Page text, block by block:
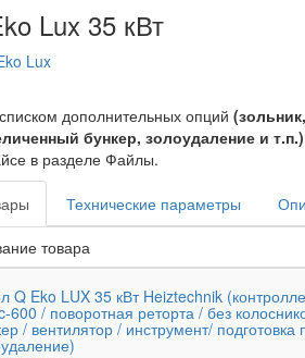
Lux 35 кВт
Lux
дополнительных опций
бункер, золоудаление и т.п.)
в разделе Файлы.
Технические параметры
товара
Q Eko LUX 35 кВт Heiztechnik
600 / поворотная реторта / без
/ вентилятор / инструмент/ подготовка